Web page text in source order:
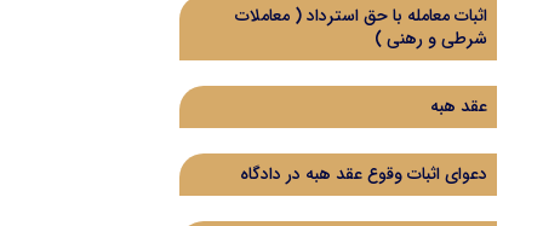
اثبات معامله با حق استرداد (‌ معاملات
شرطی و رهنی )‌
عقد هبه
دعوای اثبات وقوع عقد هبه در دادگاه